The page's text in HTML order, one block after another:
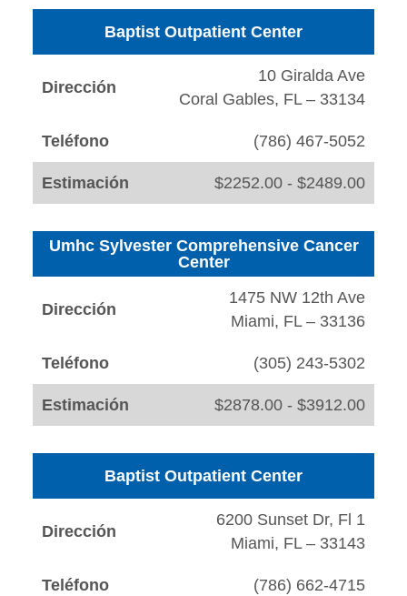
Baptist Outpatient Center
Dirección
10 Giralda Ave
Coral Gables, FL – 33134
Teléfono (786) 467-5052
Estimación $2252.00 - $2489.00
Umhc Sylvester Comprehensive Cancer
Center
Dirección
1475 NW 12th Ave
Miami, FL – 33136
Teléfono (305) 243-5302
Estimación $2878.00 - $3912.00
Baptist Outpatient Center
Dirección
6200 Sunset Dr, Fl 1
Miami, FL – 33143
Teléfono (786) 662-4715